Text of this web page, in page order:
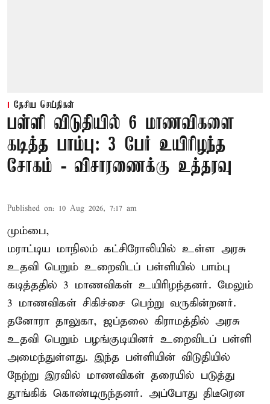
தேசிய செய்திகள்
பள்ளி விடுதியில் 6 மாணவிகளை
கடித்த பாம்பு: 3 பேர் உயிரிழந்த
சோகம் - விசாரணைக்கு உத்தரவு
Published on: 10 Aug 2026, 7:17 am
மும்பை,
மராட்டிய மாநிலம் கட்சிரோலியில் உள்ள அரசு
உதவி பெறும் உறைவிடப் பள்ளியில் பாம்பு
கடித்ததில் 3 மாணவிகள் உயிரிழந்தனர். மேலும்
3 மாணவிகள் சிகிச்சை பெற்று வருகின்றனர்.
தனோரா தாலுகா, ஜப்தலை கிராமத்தில் அரசு
உதவி பெறும் பழங்குடியினர் உறைவிடப் பள்ளி
அமைந்துள்ளது. இந்த பள்ளியின் விடுதியில்
நேற்று இரவில் மாணவிகள் தரையில் படுத்து
தூங்கிக் கொண்டிருந்தனர். அப்போது திடீரென